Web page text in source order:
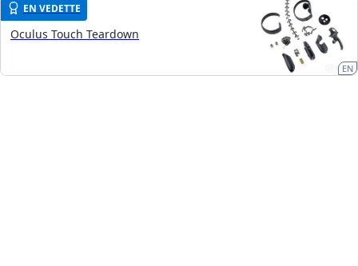
EN VEDETTE
Oculus Touch Teardown
EN